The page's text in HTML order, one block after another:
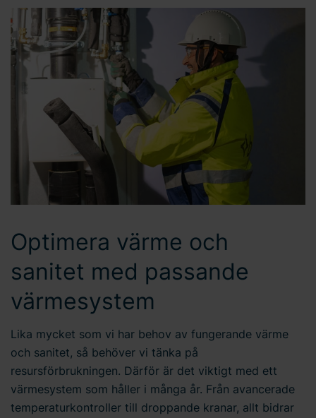
Optimera värme och
sanitet med passande
värmesystem
Lika mycket som vi har behov av fungerande värme
och sanitet, så behöver vi tänka på
resursförbrukningen. Därför är det viktigt med ett
värmesystem som håller i många år. Från avancerade
temperaturkontroller till droppande kranar, allt bidrar